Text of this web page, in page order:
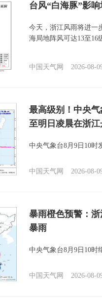
台风“白海豚”影
今天，浙江风雨将进一
海局地阵风可达13至16
中国天气网 2026-08-
最高级别！中央
至明日凌晨在浙
中央气象台8月9日10时
中国天气网 2026-08-
暴雨橙色预警：
暴雨
中央气象台8月9日10时
中国天气网 2026-08-